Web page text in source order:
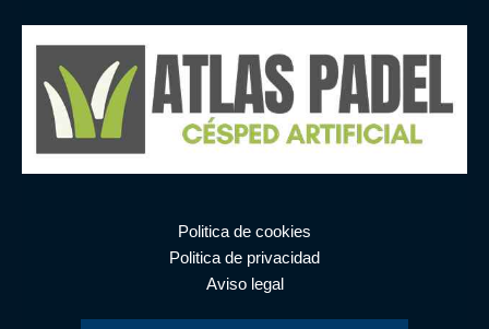
Politica de cookies
Politica de privacidad
Aviso legal